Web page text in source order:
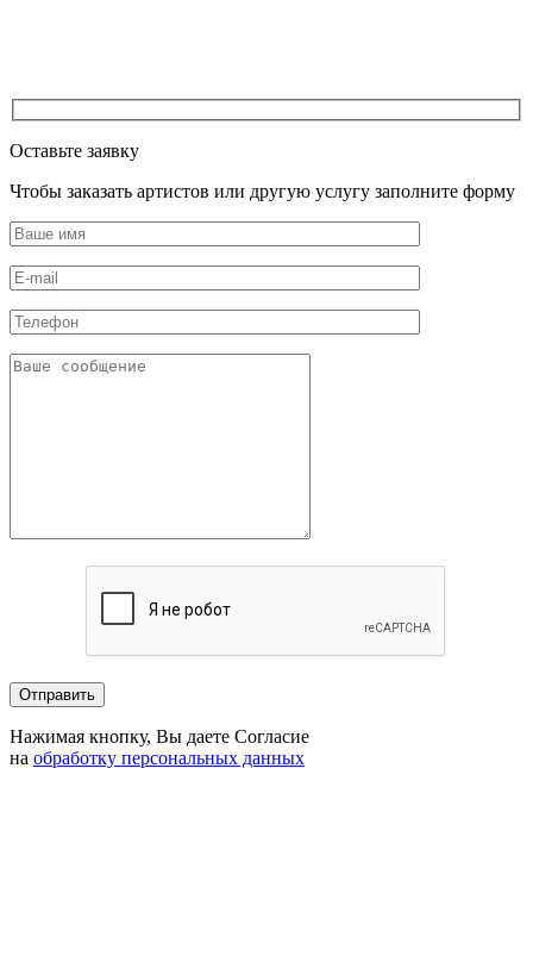
Оставьте заявку
Чтобы заказать артистов или другую услугу заполните форму
Нажимая кнопку, Вы даете Согласие
на обработку персональных данных